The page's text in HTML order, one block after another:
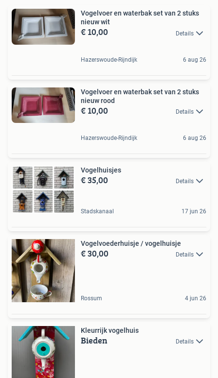
Vogelvoer en waterbak set van 2 stuks
nieuw wit
€ 10,00 Details
Hazerswoude-Rijndijk 6 aug 26
Vogelvoer en waterbak set van 2 stuks
nieuw rood
€ 10,00 Details
Hazerswoude-Rijndijk 6 aug 26
Vogelhuisjes
€ 35,00 Details
Stadskanaal 17 jun 26
Vogelvoederhuisje / vogelhuisje
€ 30,00 Details
Rossum 4 jun 26
Kleurrijk vogelhuis
Bieden Details